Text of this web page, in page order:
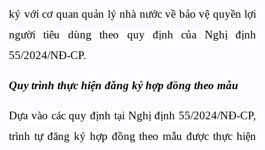
ký với cơ quan quản lý nhà nước về bảo vệ quyền lợi
người tiêu dùngtheo quy định của Nghị định
55/2024/NĐ-CP.
Quy trình thực hiện đăng ký hợp đồng theo mẫu
Dựa vào các quy định tại Nghị định 55/2024/NĐ-CP,
trình tự đăng ký hợp đồng theo mẫu được thực hiện